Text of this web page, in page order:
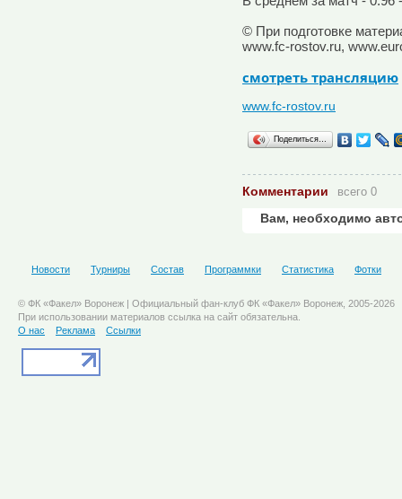
© При подготовке
www.fc-rostov.ru,
смотреть трансляцию
www.fc-rostov.ru
Поделиться…
Комментарии всего 0
Вам, необходимо
Новости Турниры Состав Программки Статистика Фотки
© ФК «Факел» Воронеж | Официальный фан-клуб ФК «Факел» Воронеж, 2005-2026
При использовании материалов ссылка на сайт обязательна.
О нас
Реклама Ссылки